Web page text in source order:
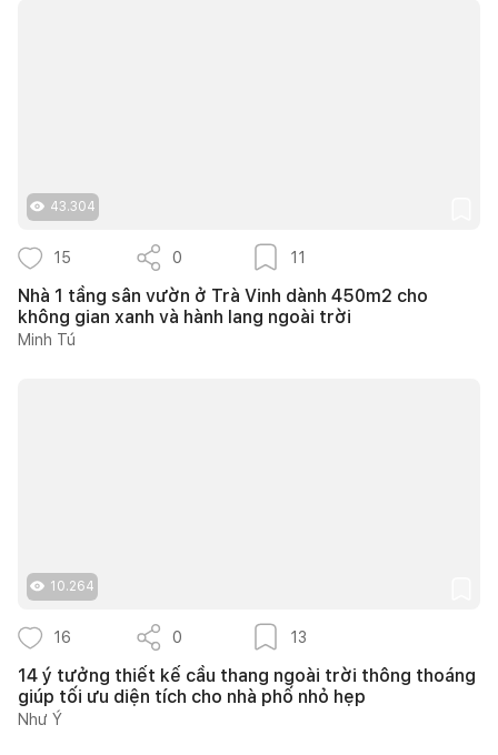
43.304
15 0 11
Nhà 1 tầng sân vườn ở Trà Vinh dành 450m2 cho
không gian xanh và hành lang ngoài trời
Minh Tú
10.264
16 0 13
14 ý tưởng thiết kế cầu thang ngoài trời thông thoáng
giúp tối ưu diện tích cho nhà phố nhỏ hẹp
Như Ý